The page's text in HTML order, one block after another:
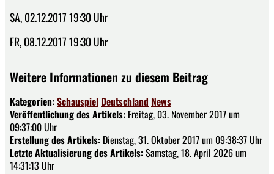
SA, 02.12.2017 19:30 Uhr
FR, 08.12.2017 19:30 Uhr
Weitere Informationen zu diesem Beitrag
Kategorien:Schauspiel Deutschland News
Veröffentlichung des Artikels: Freitag, 03. November 2017 um
09:37:00 Uhr
Erstellung des Artikels: Dienstag, 31. Oktober 2017 um 09:38:37 Uhr
Letzte Aktualisierung des Artikels:Samstag, 18. April 2026 um
14:31:13 Uhr